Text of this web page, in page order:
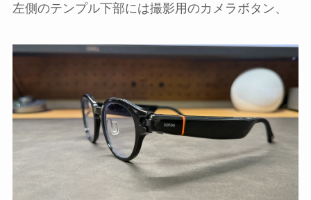
左側のテンプル下部には撮影用のカメラボタン、